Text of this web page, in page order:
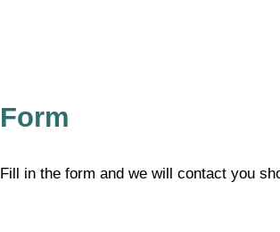
Form
Fill in the form and we will contact you